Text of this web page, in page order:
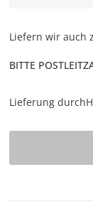
Liefern wir auch
BITTE
Lieferung durch